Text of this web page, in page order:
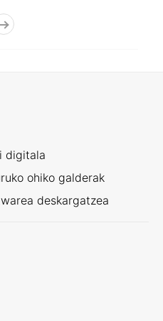
digitala
ohiko galderak
deskargatzea